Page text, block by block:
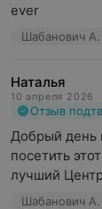
В центре
большого
протезов
твёрдых
ever
Наталья
10 апреля 2026
Отзыв
Добрый
посетить
лучший